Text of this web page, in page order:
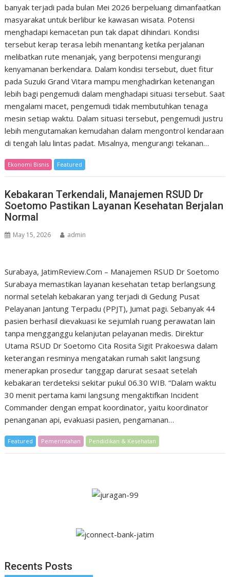
banyak terjadi pada bulan Mei 2026 berpeluang dimanfaatkan
masyarakat untuk berlibur ke kawasan wisata. Potensi
menghadapi kemacetan pun tak dapat dihindari. Kondisi
tersebut kerap terasa lebih menantang ketika perjalanan
melibatkan rute menanjak, yang berpotensi mengurangi
kenyamanan berkendara. Dalam kondisi tersebut, duet fitur
pada Suzuki Grand Vitara mampu menghadirkan ketenangan
lebih bagi pengemudi dalam menghadapi situasi tersebut. Saat
mengalami macet, pengemudi tidak membutuhkan tenaga
mesin setiap waktu. Dalam situasi tersebut, pengemudi justru
lebih mengutamakan kemudahan dalam mengontrol kendaraan
di tengah lalu lintas padat. Misalnya, mengurangi tekanan…
Ekonomi Bisnis Featured
Kebakaran Terkendali, Manajemen RSUD Dr
Soetomo Pastikan Layanan Kesehatan Berjalan
Normal
May 15, 2026 admin
Surabaya, JatimReview.Com – Manajemen RSUD Dr Soetomo
Surabaya memastikan layanan kesehatan tetap berlangsung
normal setelah kebakaran yang terjadi di Gedung Pusat
Pelayanan Jantung Terpadu (PPJT), Jumat pagi. Sebanyak 44
pasien berhasil dievakuasi ke sejumlah ruang perawatan lain
tanpa mengganggu kelanjutan pelayanan medis. Direktur
Utama RSUD Dr Soetomo Cita Rosita Sigit Prakoeswa dalam
keterangan resminya mengatakan rumah sakit langsung
menerapkan prosedur tanggap darurat sesaat setelah
kebakaran terdeteksi sekitar pukul 06.30 WIB. “Dalam waktu
30 menit pertama kami langsung mengaktifkan Incident
Commander dengan empat koordinator, yaitu koordinator
penanganan api, evakuasi pasien, pengamanan…
Featured Pemerintahan Pendidikan & Kesehatan
Recents Posts